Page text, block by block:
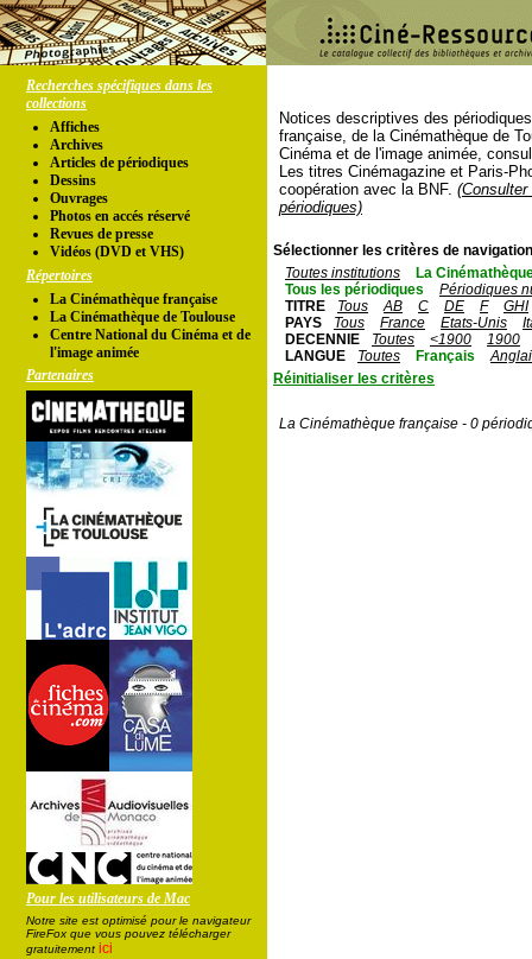
Recherches spécifiques dans les
collections
Affiches
Archives
Articles de périodiques
Dessins
Ouvrages
Photos en accés réservé
Revues de presse
Vidéos (DVD et VHS)
Répertoires
La Cinémathèque française
La Cinémathèque de Toulouse
Centre National du Cinéma et de
l'image animée
Partenaires
Pour les utilisateurs de Mac
Notre site est optimisé pour le navigateur
FireFox que vous pouvez télécharger
gratuitement ici
Notices descriptives des
française, de la Cinémathèque de
Cinéma et de l'image animée,
Les titres Cinémagazine et Paris-
coopération avec la BNF.
périodiques)
Sélectionner les critères de
Toutes institutions
La
Tous les périodiques
Périodiques
TITRE
Tous AB C DE F
GHI
PAYS
Tous France Etats-Unis
DECENNIE
Toutes <1900
1900
LANGUE
Toutes Français
Réinitialiser les critères
La Cinémathèque française - 0